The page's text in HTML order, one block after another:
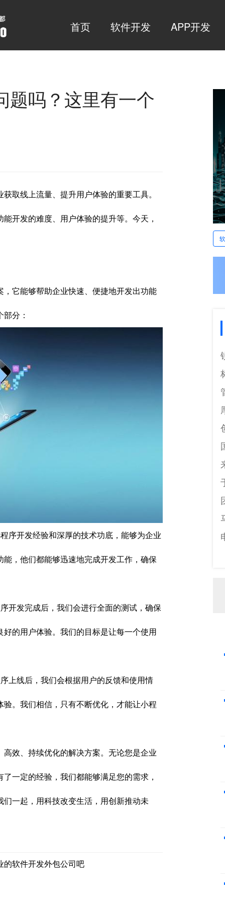
首页 软件开发 APP开发
题吗？这里有一个
取线上流量、提升用户体验的重要工具。
开发的难度、用户体验的提升等。今天，
它能够帮助企业快速、便捷地开发出功能
分：
开发经验和深厚的技术功底，能够为企业
，他们都能够迅速地完成开发工作，确保
发完成后，我们会进行全面的测试，确保
的用户体验。我们的目标是让每一个使用
线后，我们会根据用户的反馈和使用情
。我们相信，只有不断优化，才能让小程
效、持续优化的解决方案。无论您是企业
一定的经验，我们都能够满足您的需求，
一起，用科技改变生活，用创新推动未
的软件开发外包公司吧